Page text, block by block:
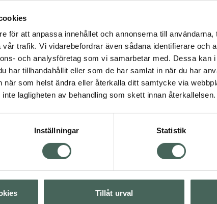
för att anpassa innehållet och annonserna till
trafik. Vi vidarebefordrar även sådana identifierare och
och analysföretag som vi samarbetar med. Dessa kan
har tillhandahållit eller som de har samlat in när du har
när som helst ändra eller återkalla ditt samtycke via
lagligheten av behandling som skett innan återkallelsen.
Inställningar Statistik
Tillåt urval
förbättrad lyster.
och förbättrar
och smuts.
på huden.
till en slätare hud.
& lugna huden.